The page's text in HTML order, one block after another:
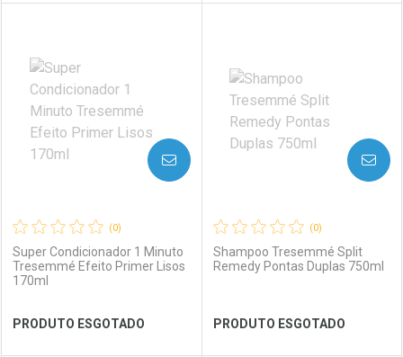
Laboratório
Ver Desconto Convênio
Por Menos Laboratório
Ver Desconto Convênio
Por Menos
(0)
Super Condicionador 1 Minuto
Tresemmé Efeito Primer Lisos
170ml
PRODUTO ESGOTADO
AVISE-ME
(0)
Shampoo Tresemmé Split
Remedy Pontas Duplas 750ml
PRODUTO ESGOTADO
AVISE-ME